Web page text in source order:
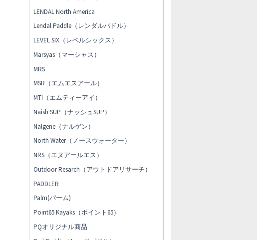
LENDAL North America
Lendal Paddle（レンダルパドル）
LEVEL SIX（レベルシックス）
Marsyas（マーシャス）
MRS
MSR（エムエスアール）
MTI（エムティーアイ）
Naish SUP（ナッシュSUP）
Nalgene（ナルゲン）
North Water（ノースウォーター）
NRS（エヌアールエス）
Outdoor Resarch（アウトドアリサーチ）
PADDLER
Palm(パーム)
Point65 Kayaks（ポイント65）
PQオリジナル商品